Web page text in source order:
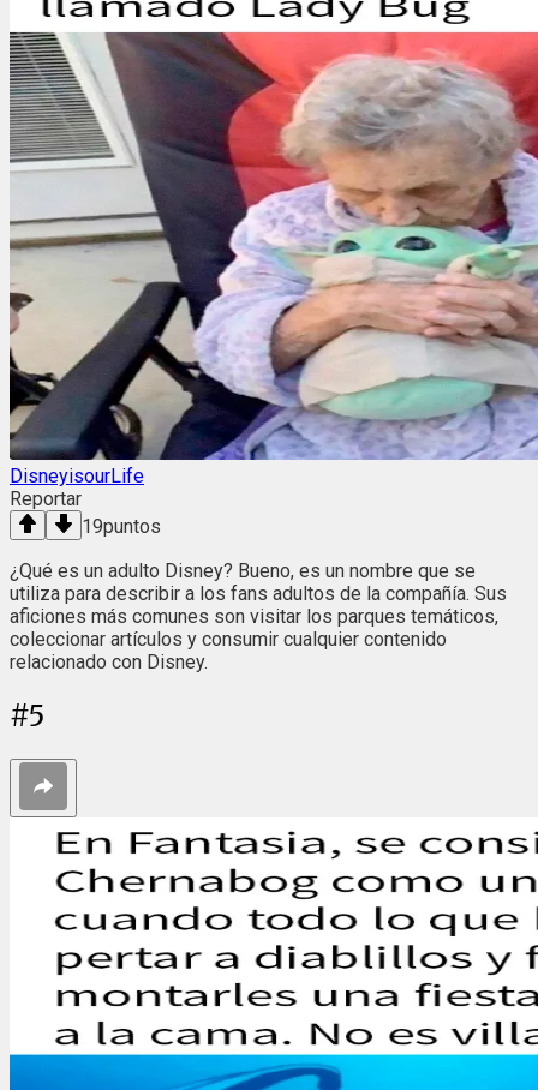
DisneyisourLife
Reportar
19puntos
¿Qué es un adulto Disney? Bueno, es un nombre que se
utiliza para describir a los fans adultos de la compañía. Sus
aficiones más comunes son visitar los parques temáticos,
coleccionar artículos y consumir cualquier contenido
relacionado con Disney.
#5